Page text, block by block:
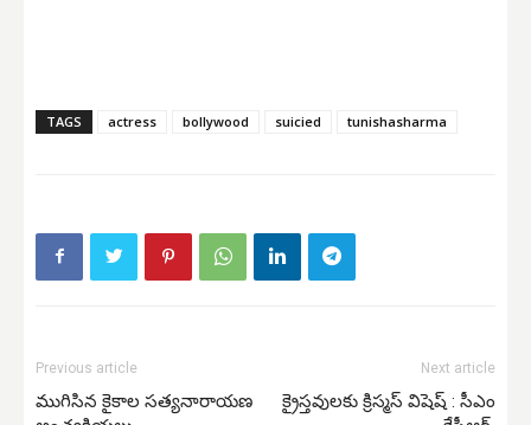
TAGS actress bollywood suicied tunishasharma
Previous article
ముగిసిన కైకాల సత్యనారాయణ
Next article
క్రైస్తవులకు క్రిస్మస్ విషెష్ : సీఎం